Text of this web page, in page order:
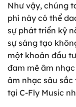
Như vậy, chúng
phí này có thể
sự phát triển kỹ
sự sáng tạo
một khoản đầu
đam mê âm
âm nhạc sâu
tại C-Fly Music